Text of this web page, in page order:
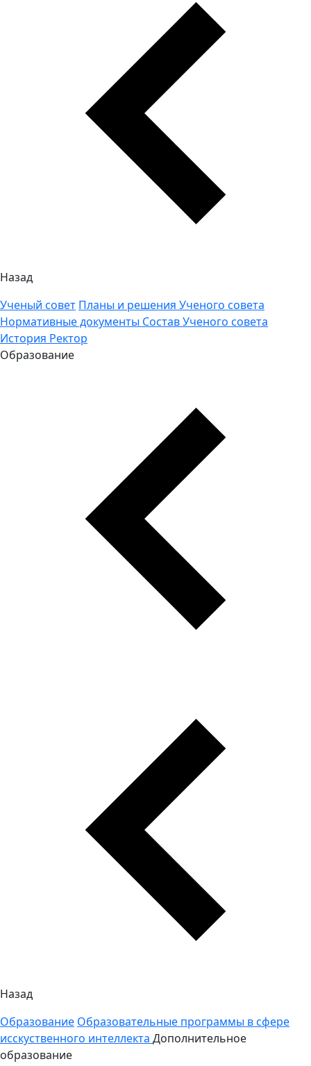
Назад
Ученый совет Планы и решения Ученого совета
Нормативные документы Состав Ученого совета
История Ректор
Образование
Назад
Образование Образовательные программы в сфере
исскуственного интеллекта Дополнительное
образование